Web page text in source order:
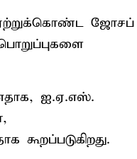
ஏற்றுக்கொண்ட ஜோசப்
ஐ.ஏ.எஸ்.
கூறப்படுகிறது.